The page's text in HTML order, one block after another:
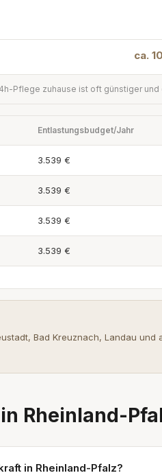
ca.
Pflege zuhause ist oft günstiger und
Entlastungsbudget/Jahr
3.539 €
3.539 €
3.539 €
3.539 €
Bad Kreuznach, Landau und
Rheinland-
in Rheinland-Pfalz?